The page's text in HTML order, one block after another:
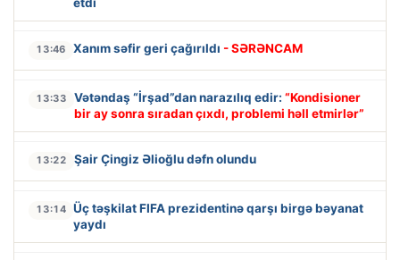
13:46 Xanım səfir geri çağırıldı - SƏRƏNCAM
13:33 Vətəndaş “İrşad”dan narazılıq edir: “Kondisioner
bir ay sonra sıradan çıxdı, problemi həll etmirlər”
13:22 Şair Çingiz Əlioğlu dəfn olundu
13:14 Üç təşkilat FIFA prezidentinə qarşı birgə bəyanat
yaydı